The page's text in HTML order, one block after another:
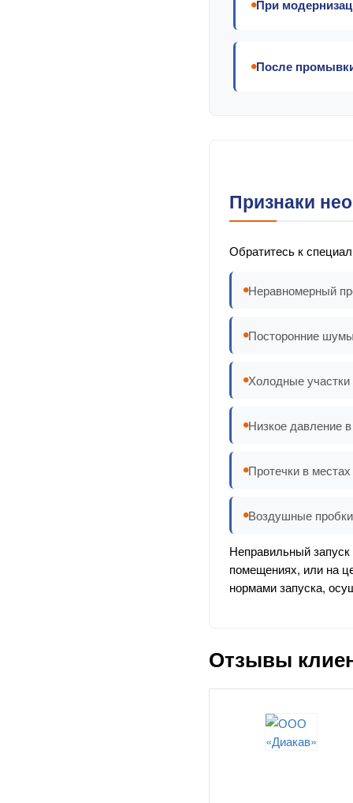
При
После
Признаки
Обратитесь к
Неравномерный
Посторонние
Холодные
Низкое давление
Протечки в
Воздушные
Неправильный
помещениях, или на
нормами запуска,
Отзывы